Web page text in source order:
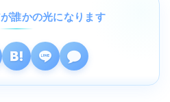
誰かの光になります